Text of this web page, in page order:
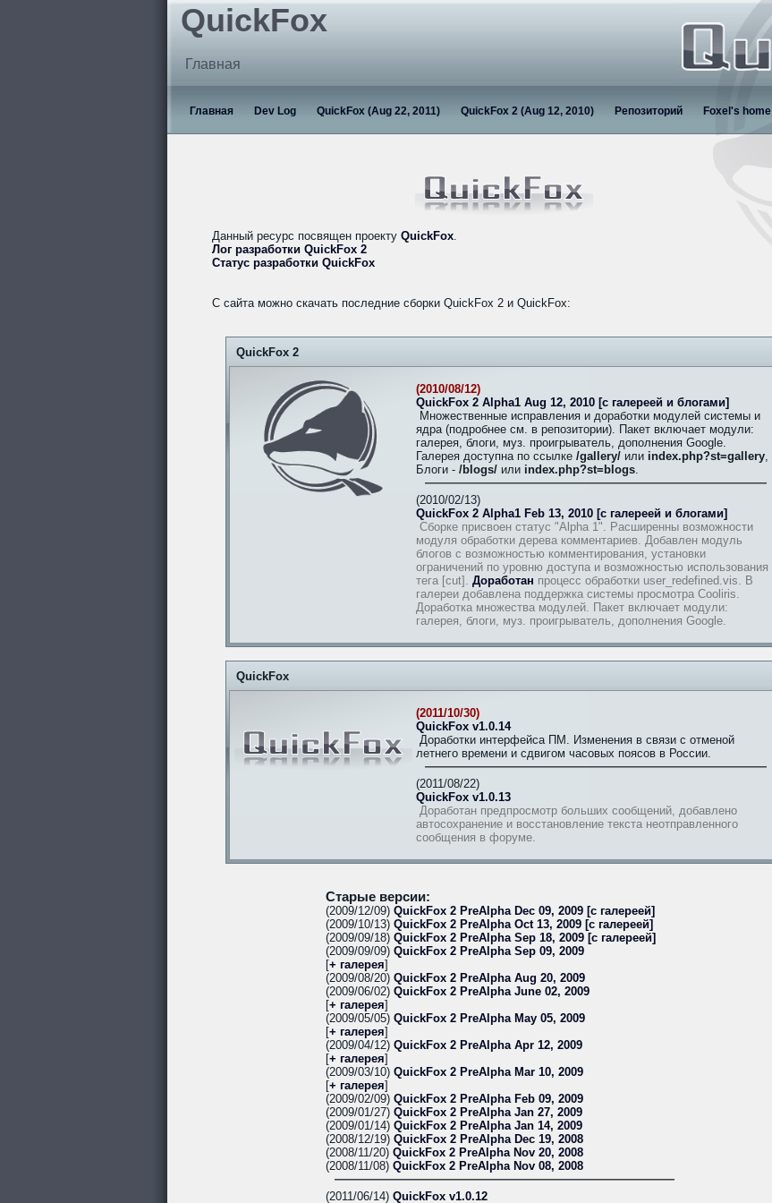
QuickFox
Главная
Главная Dev Log QuickFox (Aug 22, 2011) QuickFox 2 (Aug 12, 2010) Репозиторий Foxel's home
Данный ресурс посвящен проекту QuickFox.
Лог разработки QuickFox 2
Статус разработки QuickFox
С сайта можно скачать последние сборки QuickFox 2 и QuickFox:
QuickFox 2
(2010/08/12)
QuickFox 2 Alpha1 Aug 12, 2010 [с галереей и блогами]
Множественные исправления и доработки модулей системы и
ядра (подробнее см. в репозитории). Пакет включает модули:
галерея, блоги, муз. проигрыватель, дополнения Google.
Галерея доступна по ссылке /gallery/ или index.php?st=gallery,
Блоги - /blogs/ или index.php?st=blogs.
(2010/02/13)
QuickFox 2 Alpha1 Feb 13, 2010 [с галереей и блогами]
Сборке присвоен статус "Alpha 1". Расширенны возможности
модуля обработки дерева комментариев. Добавлен модуль
блогов с возможностью комментирования, установки
ограничений по уровню доступа и возможностью использования
тега [cut]. Доработан процесс обработки user_redefined.vis. В
галереи добавлена поддержка системы просмотра Cooliris.
Доработка множества модулей. Пакет включает модули:
галерея, блоги, муз. проигрыватель, дополнения Google.
QuickFox
(2011/10/30)
QuickFox v1.0.14
Доработки интерфейса ПМ. Изменения в связи с отменой
летнего времени и сдвигом часовых поясов в России.
(2011/08/22)
QuickFox v1.0.13
Доработан предпросмотр больших сообщений, добавлено
автосохранение и восстановление текста неотправленного
сообщения в форуме.
Старые версии:
(2009/12/09) QuickFox 2 PreAlpha Dec 09, 2009 [с галереей]
(2009/10/13) QuickFox 2 PreAlpha Oct 13, 2009 [с галереей]
(2009/09/18) QuickFox 2 PreAlpha Sep 18, 2009 [с галереей]
(2009/09/09) QuickFox 2 PreAlpha Sep 09, 2009
[+ галерея]
(2009/08/20) QuickFox 2 PreAlpha Aug 20, 2009
(2009/06/02) QuickFox 2 PreAlpha June 02, 2009
[+ галерея]
(2009/05/05) QuickFox 2 PreAlpha May 05, 2009
[+ галерея]
(2009/04/12) QuickFox 2 PreAlpha Apr 12, 2009
[+ галерея]
(2009/03/10) QuickFox 2 PreAlpha Mar 10, 2009
[+ галерея]
(2009/02/09) QuickFox 2 PreAlpha Feb 09, 2009
(2009/01/27) QuickFox 2 PreAlpha Jan 27, 2009
(2009/01/14) QuickFox 2 PreAlpha Jan 14, 2009
(2008/12/19) QuickFox 2 PreAlpha Dec 19, 2008
(2008/11/20) QuickFox 2 PreAlpha Nov 20, 2008
(2008/11/08) QuickFox 2 PreAlpha Nov 08, 2008
(2011/06/14) QuickFox v1.0.12